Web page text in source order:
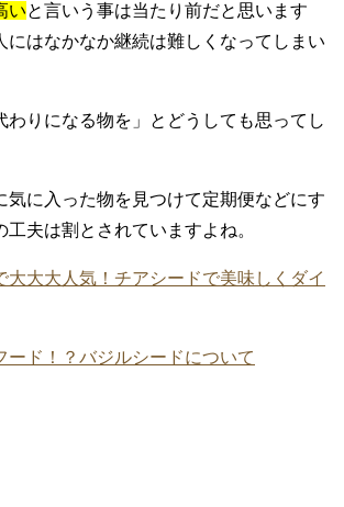
いと言いう事は当たり前だと思います
にはなかなか継続は難しくなってしまい
わりになる物を」とどうしても思ってし
気に入った物を見つけて定期便などにす
工夫は割とされていますよね。
大大大人気！チアシードで美味しくダイ
ード！？バジルシードについて